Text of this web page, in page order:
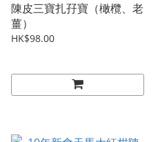
陳皮三寶扎孖寶（橄欖、老
薑）
HK$98.00